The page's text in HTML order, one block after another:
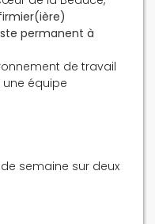
permanent à
de travail
équipe
semaine sur deux